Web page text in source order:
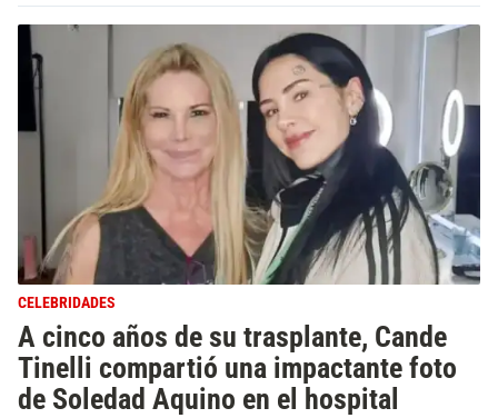
CELEBRIDADES
A cinco años de su trasplante, Cande
Tinelli compartió una impactante foto
de Soledad Aquino en el hospital